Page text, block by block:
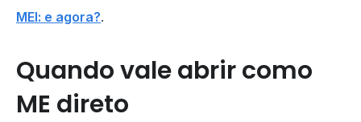
MEI: e agora?.
Quando vale abrir como
ME direto